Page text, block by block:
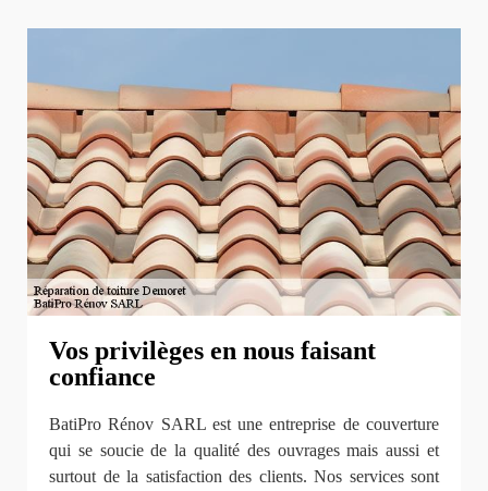
Vos privilèges en nous faisant
confiance
BatiPro Rénov SARL est une entreprise de couverture
qui se soucie de la qualité des ouvrages mais aussi et
surtout de la satisfaction des clients. Nos services sont